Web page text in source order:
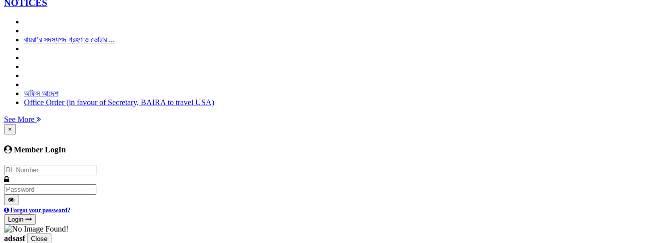
NOTICES
বায়রা’র সদস্যপদ গ্রহণ ও ভোটার ...
অফিস আদেশ
Office Order (in favour of Secretary, BAIRA to travel USA)
See More
×
Member LogIn
Forgot your password?
Login
adsasf Close